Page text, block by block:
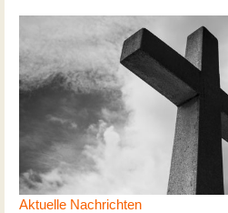
Aktuelle Nachrichten